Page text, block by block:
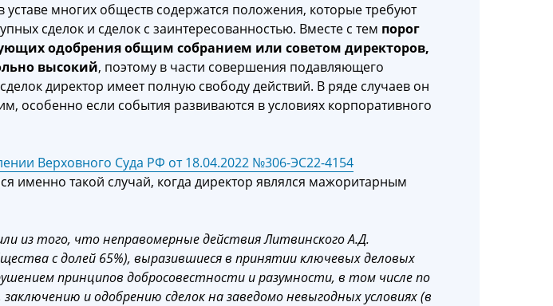
уставе многих обществ содержатся положения, которые требуют
сделок и сделок с заинтересованностью. Вместе с тем порог
одобрения общим собранием или советом директоров,
высокий, поэтому в части совершения подавляющего
директор имеет полную свободу действий. В ряде случаев он
особенно если события развиваются в условиях корпоративного
Верховного Суда РФ от 18.04.2022 №306-ЭС22-4154
именно такой случай, когда директор являлся мажоритарным
из того, что неправомерные действия Литвинского А.Д.
с долей 65%), выразившиеся в принятии ключевых деловых
принципов добросовестности и разумности, в том числе по
заключению и одобрению сделок на заведомо невыгодных условиях (в